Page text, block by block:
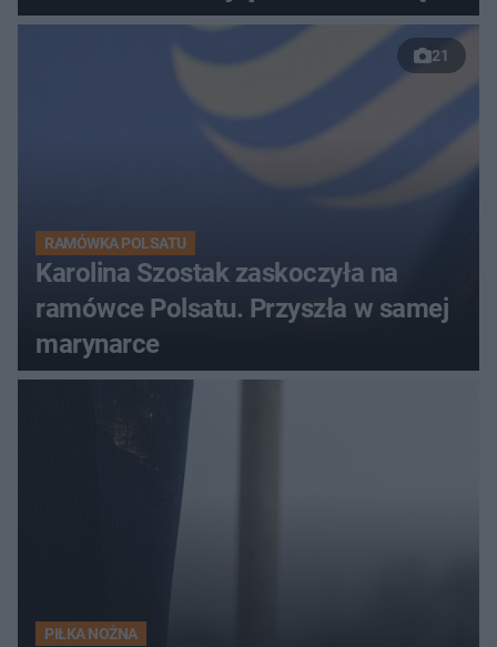
przed Karpaczem
21
RAMÓWKA POLSATU
Karolina Szostak zaskoczyła na
ramówce Polsatu. Przyszła w samej
marynarce
PIŁKA NOŻNA